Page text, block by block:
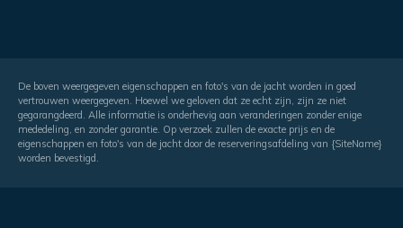
De boven weergegeven eigenschappen en foto's van de jacht worden in goed
vertrouwen weergegeven. Hoewel we geloven dat ze echt zijn, zijn ze niet
gegarangdeerd. Alle informatie is onderhevig aan veranderingen zonder enige
mededeling, en zonder garantie. Op verzoek zullen de exacte prijs en de
eigenschappen en foto's van de jacht door de reserveringsafdeling van {SiteName}
worden bevestigd.